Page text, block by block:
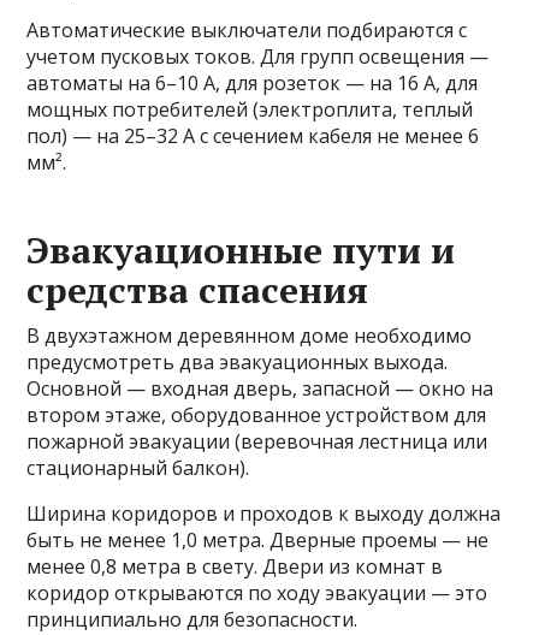
Автоматические выключатели подбираются с
учетом пусковых токов. Для групп освещения —
автоматы на 6–10 А, для розеток — на 16 А, для
мощных потребителей (электроплита, теплый
пол) — на 25–32 А с сечением кабеля не менее 6
мм².
Эвакуационные пути и
средства спасения
В двухэтажном деревянном доме необходимо
предусмотреть два эвакуационных выхода.
Основной — входная дверь, запасной — окно на
втором этаже, оборудованное устройством для
пожарной эвакуации (веревочная лестница или
стационарный балкон).
Ширина коридоров и проходов к выходу должна
быть не менее 1,0 метра. Дверные проемы — не
менее 0,8 метра в свету. Двери из комнат в
коридор открываются по ходу эвакуации — это
принципиально для безопасности.